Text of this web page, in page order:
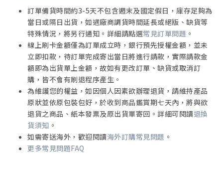
訂單備貨時間約3-5天不包含週末及國定假日，庫存足夠為
當日或隔日出貨，如遇廠商調貨時間延長或絕版、缺貨等
特殊情況，將另行通知。詳細請點選常見訂單問題 。
線上刷卡金額僅為訂單成立時，銀行預先授權金額，並未
立即扣款，待訂單完成寄出當日將進行請款，實際請款金
額即為出貨單上金額，故如有更改訂單、缺貨或取消訂
購，皆不會有刷退程序產生。
為維護您的權益，如因個人因素欲辦理退貨，請維持產品
原狀並依原包裝包好，於收到商品鑑賞期七天內，將與欲
退貨之商品、紙本發票及原出貨單寄回。詳細可閱讀退換
貨須知 。
如需寄送海外，歡迎閱讀海外訂購常見問題 。
更多常見問題FAQ